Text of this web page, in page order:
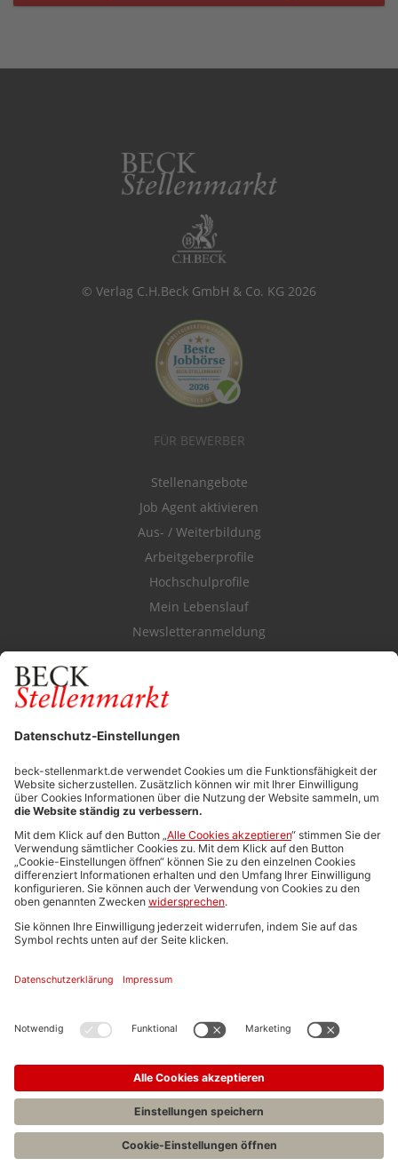
© Verlag C.H.Beck GmbH & Co. KG 2026
FÜR BEWERBER
Stellenangebote
Job Agent aktivieren
Aus- / Weiterbildung
Arbeitgeberprofile
Hochschulprofile
Mein Lebenslauf
Newsletteranmeldung
Durchsuchen Sie den Stellenkatalog
FÜR ARBEITGEBER
Stellenmarktpreise
Anzeigen-AGB
Media-Daten
Newsletteranmeldung
Produktübersicht
ALLGEMEIN
FAQs
Impressum
Stellenangebote C.H.BECK
Entwickelt durchJobiqo